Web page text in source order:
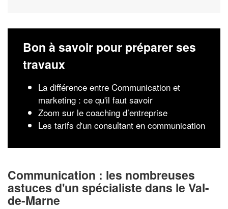
Bon à savoir pour préparer ses
travaux
La différence entre Communication et
marketing : ce qu'il faut savoir
Zoom sur le coaching d’entreprise
Les tarifs d'un consultant en communication
Communication : les nombreuses
astuces d'un spécialiste dans le Val-
de-Marne